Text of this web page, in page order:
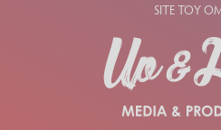
SITE ΤΟΥ